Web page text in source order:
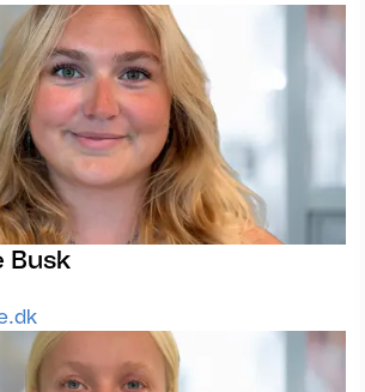
Busk